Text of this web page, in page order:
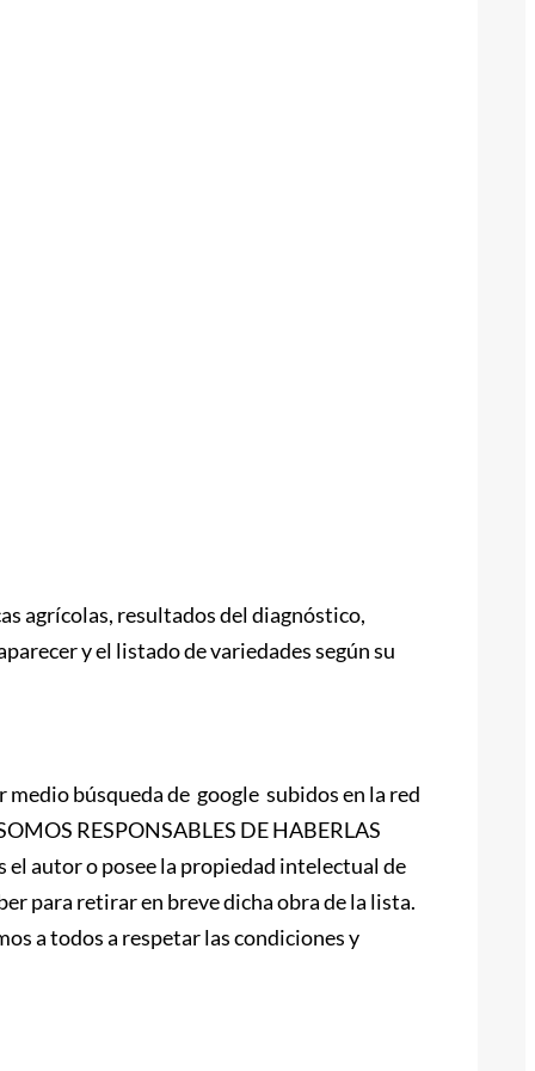
agrícolas, resultados del diagnóstico,
y el listado de variedades según su
búsqueda de google subidos en la red
RESPONSABLES DE HABERLAS
autor o posee la propiedad intelectual de
para retirar en breve dicha obra de la lista.
a todos a respetar las condiciones y